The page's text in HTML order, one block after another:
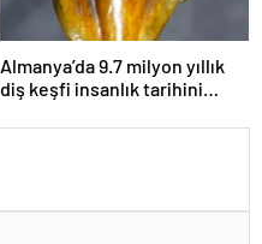
Almanya’da 9.7 milyon yıllık
diş keşfi insanlık tarihini